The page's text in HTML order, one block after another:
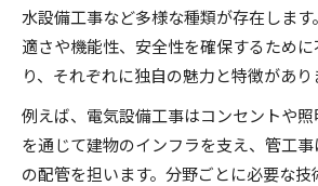
水設備工事など多様な種類が存在しま
適さや機能性、安全性を確保するため
り、それぞれに独自の魅力と特徴があり
例えば、電気設備工事はコンセントや
を通じて建物のインフラを支え、管工
の配管を担います。分野ごとに必要な